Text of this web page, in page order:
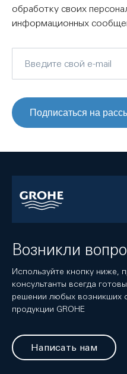
обработку своих
информационных
Подписаться на
Возникли
Используйте кнопку ниже,
консультанты всегда
решении любых возникших
продукции GROHE
Написать нам